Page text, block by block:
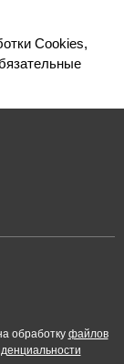
Cookies,
обработку файлов